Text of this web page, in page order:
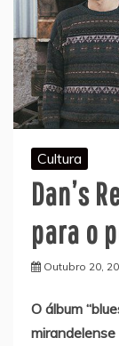
Cultura
Dan’s
para o
Outubro 20,
O álbum